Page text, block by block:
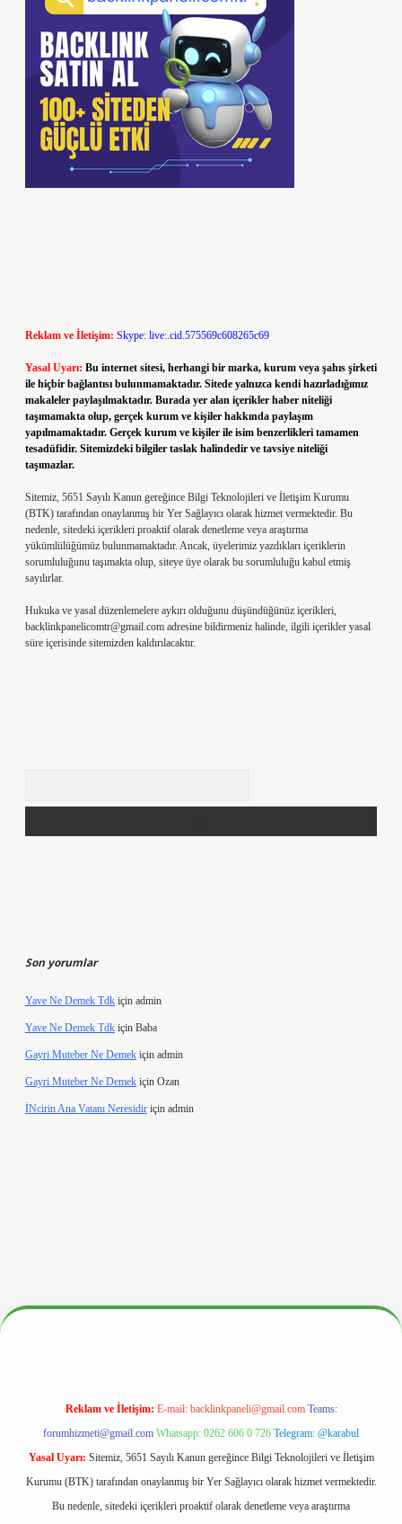
Reklam ve İletişim: Skype: live:.cid.575569c608265c69
Yasal Uyarı: Bu internet sitesi, herhangi bir marka, kurum veya şahıs şirketi
ile hiçbir bağlantısı bulunmamaktadır. Sitede yalnızca kendi hazırladığımız
makaleler paylaşılmaktadır. Burada yer alan içerikler haber niteliği
taşımamakta olup, gerçek kurum ve kişiler hakkında paylaşım
yapılmamaktadır. Gerçek kurum ve kişiler ile isim benzerlikleri tamamen
tesadüfidir. Sitemizdeki bilgiler taslak halindedir ve tavsiye niteliği
taşımazlar.
Sitemiz, 5651 Sayılı Kanun gereğince Bilgi Teknolojileri ve İletişim Kurumu
(BTK) tarafından onaylanmış bir Yer Sağlayıcı olarak hizmet vermektedir. Bu
nedenle, sitedeki içerikleri proaktif olarak denetleme veya araştırma
yükümlülüğümüz bulunmamaktadır. Ancak, üyelerimiz yazdıkları içeriklerin
sorumluluğunu taşımakta olup, siteye üye olarak bu sorumluluğu kabul etmiş
sayılırlar.
Hukuka ve yasal düzenlemelere aykırı olduğunu düşündüğünüz içerikleri,
backlinkpanelicomtr@gmail.com adresine bildirmeniz halinde, ilgili içerikler yasal
süre içerisinde sitemizden kaldırılacaktır.
Son yorumlar
Yave Ne Demek Tdk için admin
Yave Ne Demek Tdk için Baba
Gayri Muteber Ne Demek için admin
Gayri Muteber Ne Demek için Ozan
İNcirin Ana Vatanı Neresidir için admin
Reklam ve İletişim: E-mail: backlinkpaneli@gmail.com Teams:
forumhizmeti@gmail.com Whatsapp: 0262 606 0 726 Telegram: @karabul
Yasal Uyarı: Sitemiz, 5651 Sayılı Kanun gereğince Bilgi Teknolojileri ve İletişim
Kurumu (BTK) tarafından onaylanmış bir Yer Sağlayıcı olarak hizmet vermektedir.
Bu nedenle, sitedeki içerikleri proaktif olarak denetleme veya araştırma